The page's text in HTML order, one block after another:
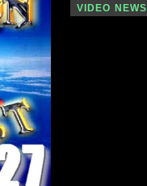
VIDEO NEWS